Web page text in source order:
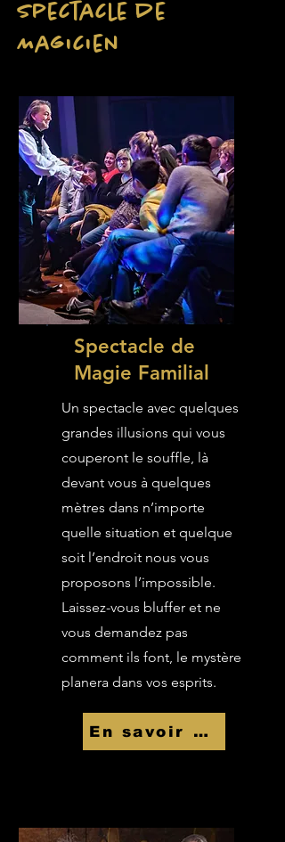
Spectacle de
Magicien
Spectacle de
Magie Familial
Un spectacle avec quelques
grandes illusions qui vous
couperont le souffle, là
devant vous à quelques
mètres dans n’importe
quelle situation et quelque
soit l’endroit nous vous
proposons l’impossible.
Laissez-vous bluffer et ne
vous demandez pas
comment ils font, le mystère
planera dans vos esprits.
En savoir Plus